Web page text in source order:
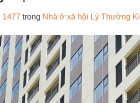
1477 trong Nhà ở xã hội Lý Thường